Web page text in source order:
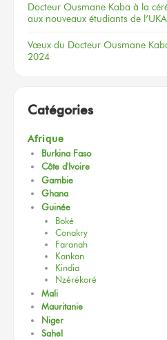
Docteur Ousmane Kaba à la
aux nouveaux étudiants de
Vœux du Docteur Ousmane
2024
Catégories
Afrique
Burkina Faso
Côte d'Ivoire
Gambie
Ghana
Guinée
Boké
Conakry
Faranah
Kankan
Kindia
Nzérékoré
Mali
Mauritanie
Niger
Sahel